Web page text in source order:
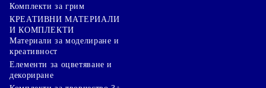
Комплекти за грим
КРЕАТИВНИ МАТЕРИАЛИ
И КОМПЛЕКТИ
Mатериали за моделиране и
креативност
Елементи за оцветяване и
декориране